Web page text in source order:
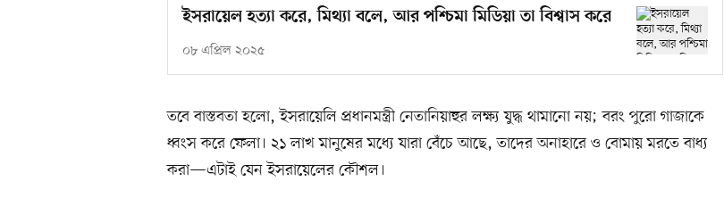
ইসরায়েল হত্যা করে, মিথ্যা বলে, আর পশ্চিমা মিডিয়া তা বিশ্বাস করে
০৮ এপ্রিল ২০২৫
তবে বাস্তবতা হলো, ইসরায়েলি প্রধানমন্ত্রী নেতানিয়াহুর লক্ষ্য যুদ্ধ থামানো নয়; বরং পুরো গাজাকে
ধ্বংস করে ফেলা। ২১ লাখ মানুষের মধ্যে যারা বেঁচে আছে, তাদের অনাহারে ও বোমায় মরতে বাধ্য
করা—এটাই যেন ইসরায়েলের কৌশল।